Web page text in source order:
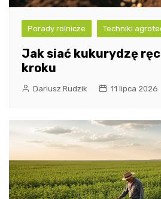
Porady rolnicze Techniki
Jak siać kukurydzę
kroku
Dariusz Rudzik 11 lipca 2026